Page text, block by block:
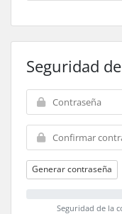
Seguridad
Generar contraseña
Seguridad de la